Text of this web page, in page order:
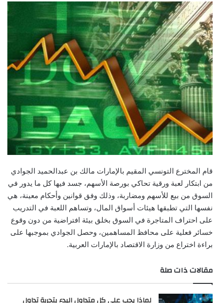
قام المخترع التونسي المقيم بالإمارات مالك بن عبدالحميد الجوادي
من ابتكار لعبة ورقية تحاكي بورصة الأسهم، جسد فيها كل ما يدور في
السوق من بيع للأسهم ومضاربة، وذلك وفق قوانين وأحكام معينة، هي
نفسها التي تطبقها هيئات أسواق المال، وتساهم اللعبة في التدريب
على احتراف المتاجرة في السوق بخلق بيئة افتراضية من دون وقوع
خسائر فعلية على محافظ المساهمين، وحصل الجوادي بموجبها على
براءة اختراع من وزارة الاقتصاد بالإمارات العربية.
مقالات ذات صلة